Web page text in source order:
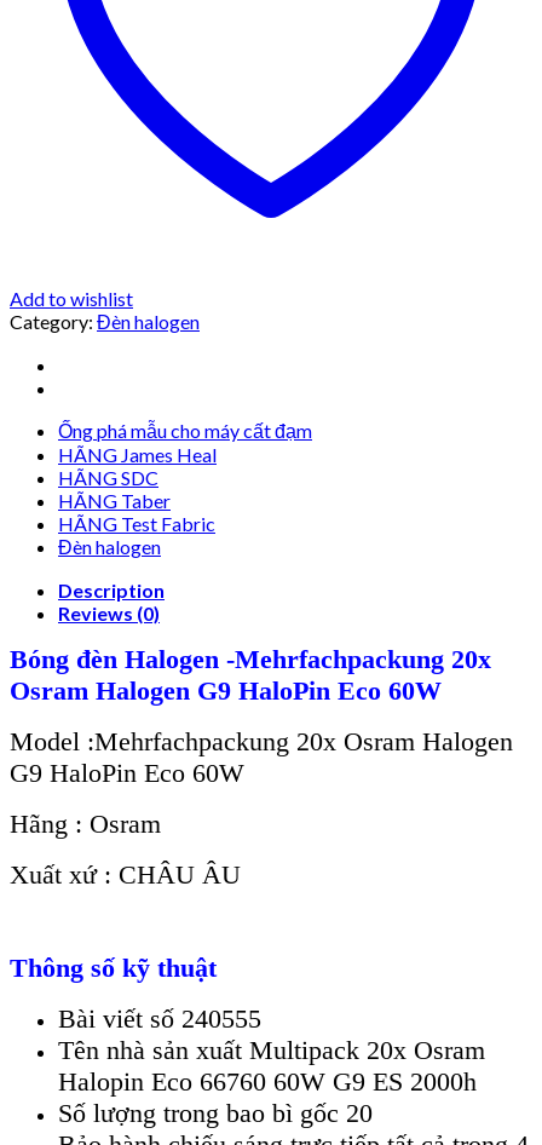
Add to wishlist
Category: Đèn halogen
Ống phá mẫu cho máy cất đạm
HÃNG James Heal
HÃNG SDC
HÃNG Taber
HÃNG Test Fabric
Đèn halogen
Description
Reviews (0)
Bóng đèn Halogen -Mehrfachpackung 20x
Osram Halogen G9 HaloPin Eco 60W
Model :Mehrfachpackung 20x Osram Halogen
G9 HaloPin Eco 60W
Hãng : Osram
Xuất xứ : CHÂU ÂU
Thông số kỹ thuật
Bài viết số 240555
Tên nhà sản xuất Multipack 20x Osram
Halopin Eco 66760 60W G9 ES 2000h
Số lượng trong bao bì gốc 20